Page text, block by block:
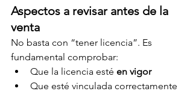
Aspectos a revisar antes de la
venta
No basta con “tener licencia”. Es
fundamental comprobar:
Que la licencia esté en vigor
Que esté vinculada correctamente